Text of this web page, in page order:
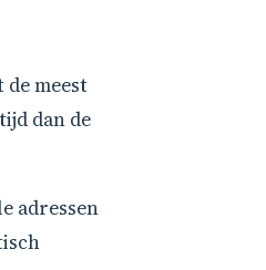
meest
dan de
adressen